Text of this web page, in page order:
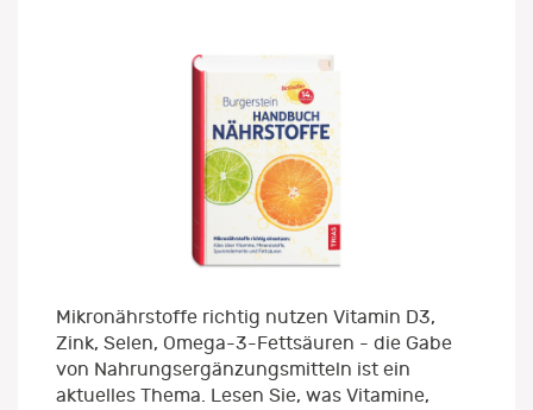
Mikronährstoffe richtig nutzen Vitamin D3,
Zink, Selen, Omega-3-Fettsäuren - die Gabe
von Nahrungsergänzungsmitteln ist ein
aktuelles Thema. Lesen Sie, was Vitamine,